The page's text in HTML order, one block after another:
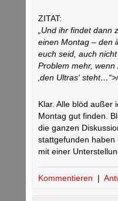
ZITAT:
„Und ihr findet dann
einen Montag – den
euch seid, auch
Problem mehr,
‚den Ultras‘
Klar. Alle blöd außer
Montag gut finden.
die ganzen
stattgefunden
mit einer
Kommentieren |